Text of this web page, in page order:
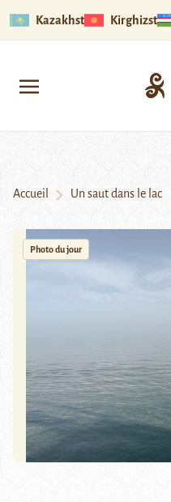
Kazakhstan Kirghizstan
Accueil Un saut dans le lac
Photo du jour